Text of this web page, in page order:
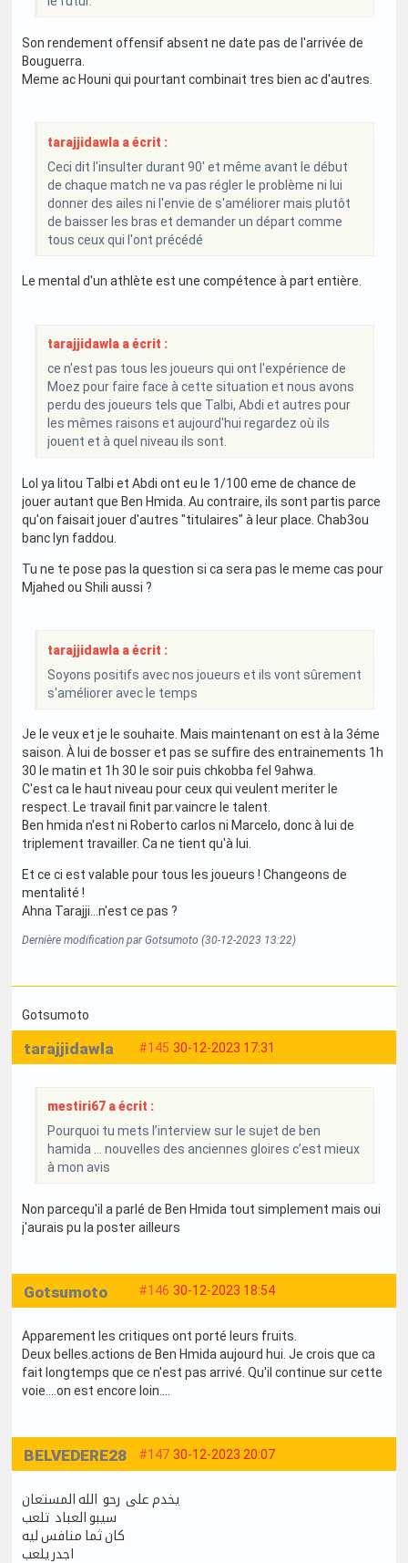
Son rendement offensif absent ne date pas de l'arrivée de
Bouguerra.
Meme ac Houni qui pourtant combinait tres bien ac d'autres.
tarajjidawla a écrit :
Ceci dit l'insulter durant 90' et même avant le début
de chaque match ne va pas régler le problème ni lui
donner des ailes ni l'envie de s'améliorer mais plutôt
de baisser les bras et demander un départ comme
tous ceux qui l'ont précédé
Le mental d'un athlète est une compétence à part entière.
tarajjidawla a écrit :
ce n'est pas tous les joueurs qui ont l'expérience de
Moez pour faire face à cette situation et nous avons
perdu des joueurs tels que Talbi, Abdi et autres pour
les mêmes raisons et aujourd'hui regardez où ils
jouent et à quel niveau ils sont.
Lol ya litou Talbi et Abdi ont eu le 1/100 eme de chance de
jouer autant que Ben Hmida. Au contraire, ils sont partis parce
qu'on faisait jouer d'autres "titulaires" à leur place. Chab3ou
banc lyn faddou.
Tu ne te pose pas la question si ca sera pas le meme cas pour
Mjahed ou Shili aussi ?
tarajjidawla a écrit :
Soyons positifs avec nos joueurs et ils vont sûrement
s'améliorer avec le temps
Je le veux et je le souhaite. Mais maintenant on est à la 3éme
saison. À lui de bosser et pas se suffire des entrainements 1h
30 le matin et 1h 30 le soir puis chkobba fel 9ahwa.
C'est ca le haut niveau pour ceux qui veulent meriter le
respect. Le travail finit par.vaincre le talent.
Ben hmida n'est ni Roberto carlos ni Marcelo, donc à lui de
triplement travailler. Ca ne tient qu'à lui.
Et ce ci est valable pour tous les joueurs ! Changeons de
mentalité !
Ahna Tarajji...n'est ce pas ?
Dernière modification par Gotsumoto (30-12-2023 13:22)
Gotsumoto
#145 30-12-2023 17:31
tarajjidawla
mestiri67 a écrit :
Pourquoi tu mets l’interview sur le sujet de ben
hamida … nouvelles des anciennes gloires c’est mieux
à mon avis
Non parcequ'il a parlé de Ben Hmida tout simplement mais oui
j'aurais pu la poster ailleurs
#146 30-12-2023 18:54
Gotsumoto
Apparement les critiques ont porté leurs fruits.
Deux belles.actions de Ben Hmida aujourd hui. Je crois que ca
fait longtemps que ce n'est pas arrivé. Qu'il continue sur cette
voie....on est encore loin....
#147 30-12-2023 20:07
BELVEDERE28
يخدم على رحو الله المستعان
اجدر يلعب